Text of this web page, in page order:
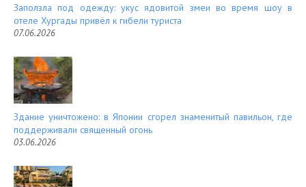
Заползла под одежду: укус ядовитой змеи во время шоу в
отеле Хургады привёл к гибели туриста
07.06.2026
Здание уничтожено: в Японии сгорел знаменитый павильон, где
поддерживали священный огонь
03.06.2026